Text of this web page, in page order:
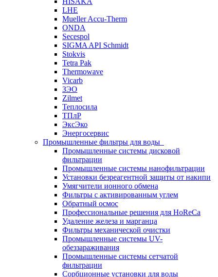
LHE
Mueller Accu-Therm
ONDA
Secespol
SIGMA API Schmidt
Stokvis
Tetra Pak
Thermowave
Vicarb
ЗЭО
Zilmet
Теплосила
ТПлР
ЭксЭко
Энергосервис
Промышленные фильтры для воды
Промышленные системы дисковой
фильтрации
Промышленные системы нанофильтрации
Установки безреагентной защиты от накипи
Умягчители ионного обмена
Фильтры с активированным углем
Обратный осмос
Профессиональные решения для HoReCa
Удаление железа и марганца
Фильтры механической очистки
Промышленные системы UV-
обеззараживания
Промышленные системы сетчатой
фильтрации
Сорбционные установки для воды